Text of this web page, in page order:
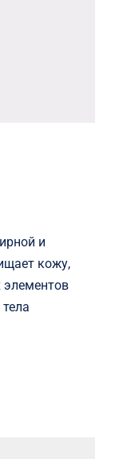
и
кожу,
элементов